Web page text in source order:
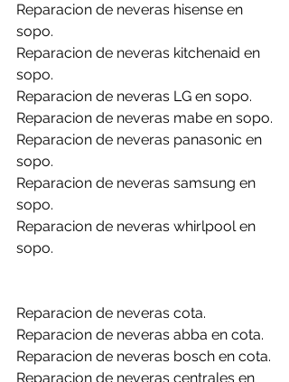
Reparacion de neveras hisense en
sopo.
Reparacion de neveras kitchenaid en
sopo.
Reparacion de neveras LG en sopo.
Reparacion de neveras mabe en sopo.
Reparacion de neveras panasonic en
sopo.
Reparacion de neveras samsung en
sopo.
Reparacion de neveras whirlpool en
sopo.
Reparacion de neveras cota.
Reparacion de neveras abba en cota.
Reparacion de neveras bosch en cota.
Reparacion de neveras centrales en